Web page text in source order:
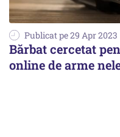
Publicat pe 29 Apr 2023
Bărbat cercetat
online de arme